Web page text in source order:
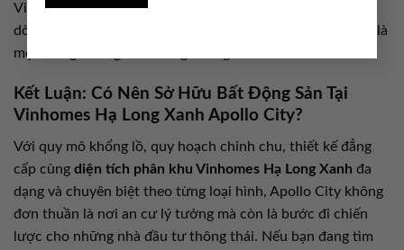
Vingroup đang đồng thời triển khai chiến lược đón sóng
dòng vốn đầu tư đổ về phía Bắc – trong đó Hạ Long Xanh là
một trong những điểm sáng không thể chối từ.
Kết Luận: Có Nên Sở Hữu Bất Động Sản Tại
Vinhomes Hạ Long Xanh Apollo City?
Với quy mô khổng lồ, quy hoạch chỉnh chu, thiết kế đẳng
cấp cùng diện tích phân khu Vinhomes Hạ Long Xanh đa
dạng và chuyên biệt theo từng loại hình, Apollo City không
đơn thuần là nơi an cư lý tưởng mà còn là bước đi chiến
lược cho những nhà đầu tư thông thái. Nếu bạn đang tìm